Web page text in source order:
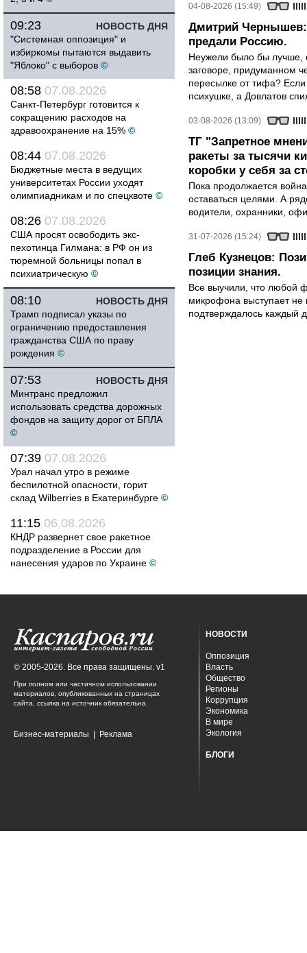
НОВОСТЬ ДНЯ
09:23
"Системная оппозиция" и
избиркомы пытаются выдавить
"Яблоко" с выборов ©
08:58 07.08.2026
Санкт-Петербург готовится к
сокращению расходов на
здравоохранение на 15% ©
08:44 07.08.2026
Бюджетные места в ведущих
университетах России уходят
олимпиадникам и по спецквоте ©
08:26 07.08.2026
США просят освободить экс-
пехотинца Гилмана: в РФ он из
тюремной больницы попал в
психиатрическую ©
НОВОСТЬ ДНЯ
08:10
Трамп подписал указы по
ограничению предоставления
гражданства США по праву
рождения ©
НОВОСТЬ ДНЯ
07:53
Минтранс предложил
использовать средства дорожных
фондов на защиту дорог от БПЛА
©
07:39 07.08.2026
Урал начал утро в режиме
беспилотной опасности, горит
склад Wilberries в Екатеринбурге ©
11:15 06.08.2026
КНДР развернет свое ракетное
подразделение в России для
нанесения ударов по Украине ©
04-08-2026 (15:49)
Дмитрий Чернышев:
предали Россию.
Неужели было бы лучше,
заговоре, придуманном
пересылке от тифа?
психушке, а Довлатов
03-08-2026 (13:09)
ТГ "Запретное
ракеты за тысячи
коробки у себя за
Пока продолжается
оставаться целями. А
водители, охранники,
31-07-2026 (15:24)
Глеб Кузнецов:
позиции знания.
Все выучили, что любой
микрофона выступает не
подтверждалось каждый
© 2005-2026. Все права защищены. v1
При полном или частичном использовании
материалов, опубликованных на страницах
сайта, ссылка на источник обязательна.
Бизнес-материалы Реклама
НОВОСТИ
Оппозиция
Власть
Общество
Регионы
Коррупция
Экономика
В мире
Экология
БЛОГИ